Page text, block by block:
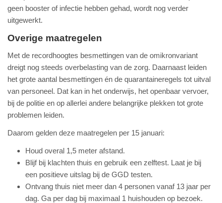
geen booster of infectie hebben gehad, wordt nog verder
uitgewerkt.
Overige maatregelen
Met de recordhoogtes besmettingen van de omikronvariant
dreigt nog steeds overbelasting van de zorg. Daarnaast leiden
het grote aantal besmettingen én de quarantaineregels tot uitval
van personeel. Dat kan in het onderwijs, het openbaar vervoer,
bij de politie en op allerlei andere belangrijke plekken tot grote
problemen leiden.
Daarom gelden deze maatregelen per 15 januari:
Houd overal 1,5 meter afstand.
Blijf bij klachten thuis en gebruik een zelftest. Laat je bij
een positieve uitslag bij de GGD testen.
Ontvang thuis niet meer dan 4 personen vanaf 13 jaar per
dag. Ga per dag bij maximaal 1 huishouden op bezoek.